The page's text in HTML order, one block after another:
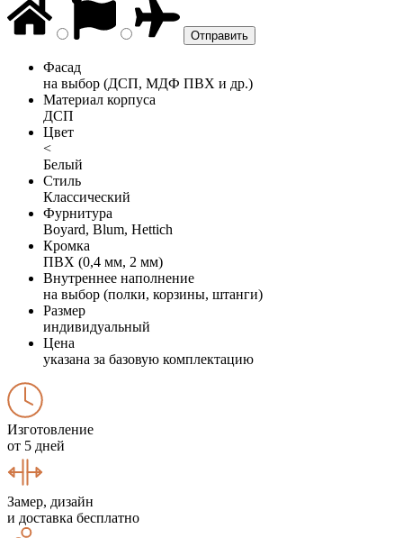
Фасад
на выбор (ДСП, МДФ ПВХ и др.)
Материал корпуса
ДСП
Цвет
<
Белый
Стиль
Классический
Фурнитура
Boyard, Blum, Hettich
Кромка
ПВХ (0,4 мм, 2 мм)
Внутреннее наполнение
на выбор (полки, корзины, штанги)
Размер
индивидуальный
Цена
указана за базовую комплектацию
Изготовление
от 5 дней
Замер, дизайн
и доставка бесплатно